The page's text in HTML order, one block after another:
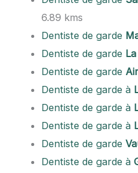
6.89 kms
Dentiste de garde
Dentiste de garde
Dentiste de garde
Dentiste de garde à
Dentiste de garde à
Dentiste de garde à
Dentiste de garde
Dentiste de garde à